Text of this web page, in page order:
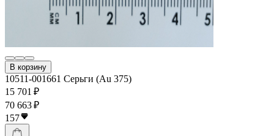
В корзину
10511-001661 Серьги (Au 375)
15 701 ₽
70 663 ₽
157